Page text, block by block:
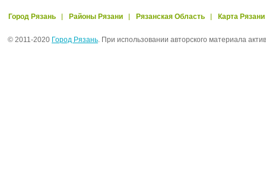
Город Рязань Районы Рязани Рязанская Область Карта Рязани
© 2011-2020 Город Рязань. При использовании авторского материала